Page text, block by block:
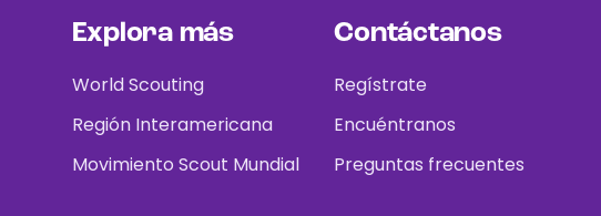
Explora más
World Scouting
Región Interamericana
Movimiento Scout Mundial
Contáctanos
Regístrate
Encuéntranos
Preguntas frecuentes